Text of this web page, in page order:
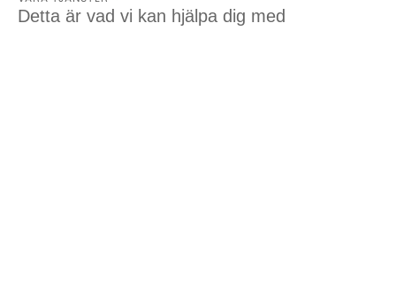
Detta är vad vi kan hjälpa dig med